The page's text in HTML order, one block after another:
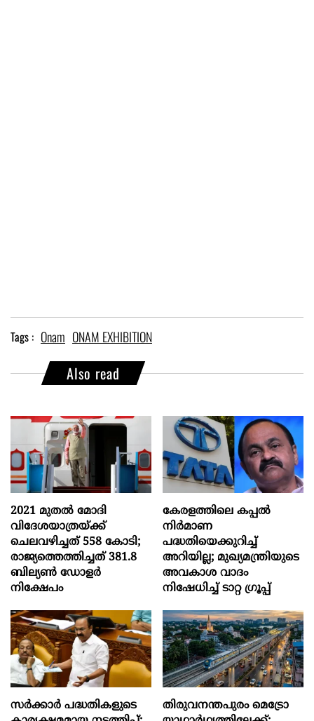
Tags : Onam ONAM EXHIBITION
Also read
2021 മുതൽ മോദി
വിദേശയാത്രയ്ക്ക്
ചെലവഴിച്ചത് 558 കോടി;
രാജ്യത്തെത്തിച്ചത് 381.8
ബില്യൺ ഡോളർ
നിക്ഷേപം
കേരളത്തിലെ കപ്പൽ
നിർമാണ
പദ്ധതിയെക്കുറിച്ച്
അറിയില്ല; മുഖ്യമന്ത്രിയുടെ
അവകാശ വാദം
നിഷേധിച്ച് ടാറ്റ ഗ്രൂപ്പ്
സര്‍ക്കാര്‍ പദ്ധതികളുടെ
തിരുവനന്തപുരം മെട്രോ